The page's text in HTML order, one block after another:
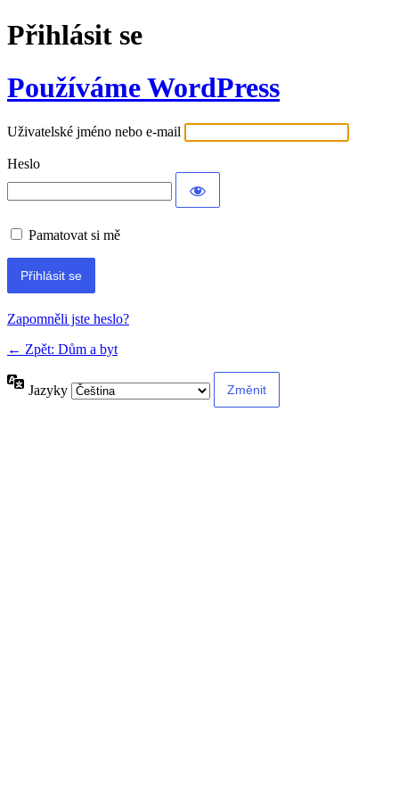
Přihlásit se
Používáme WordPress
Uživatelské jméno nebo e-mail
Heslo
Pamatovat si mě
Alternative:
Zapomněli jste heslo?
← Zpět: Dům a byt
Jazyky